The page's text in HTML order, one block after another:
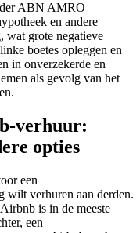
ABN AMRO
en andere
wat grote negatieve
boetes opleggen en
in onverzekerde en
als gevolg van het
verhuur:
opties
een
wilt verhuren aan derden.
is in de meeste
een